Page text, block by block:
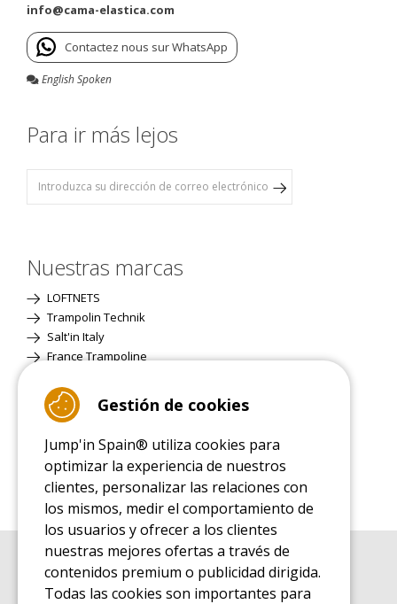
info@cama-elastica.com
Contactez nous sur WhatsApp
English Spoken
Para ir más lejos
Nuestras marcas
LOFTNETS
Trampolin Technik
Salt'in Italy
France Trampoline
Página Clásica
GUÍA DE COMPRA
Guía de compra para las camas elásticas de ocio
Gestión de cookies
Jump'in Spain® utiliza cookies para
optimizar la experiencia de nuestros
clientes, personalizar las relaciones con
los mismos, medir el comportamiento de
los usuarios y ofrecer a los clientes
nuestras mejores ofertas a través de
contenidos premium o publicidad dirigida.
Todas las cookies son importantes para